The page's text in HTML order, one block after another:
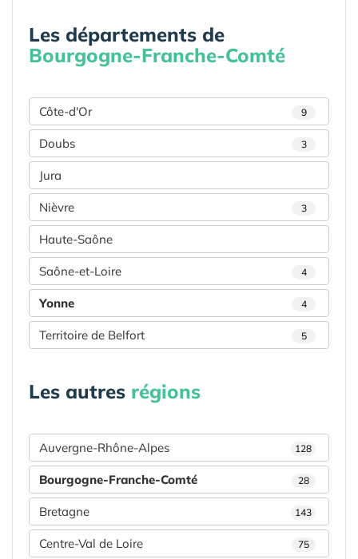
Les départements de
Bourgogne-Franche-Comté
Côte-d'Or 9
Doubs 3
Jura
Nièvre 3
Haute-Saône
Saône-et-Loire 4
Yonne 4
Territoire de Belfort 5
Les autres régions
Auvergne-Rhône-Alpes 128
Bourgogne-Franche-Comté 28
Bretagne 143
Centre-Val de Loire 75